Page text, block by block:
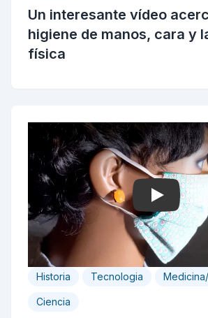
Un interesante vídeo
higiene de manos, cara y
física
Play
Historia Tecnologia
Ciencia